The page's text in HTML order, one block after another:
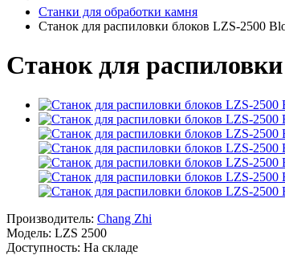
Станки для обработки камня
Станок для распиловки блоков LZS-2500
Станок для
Производитель: Chang Zhi
Модель: LZS 2500
Доступность: На складе